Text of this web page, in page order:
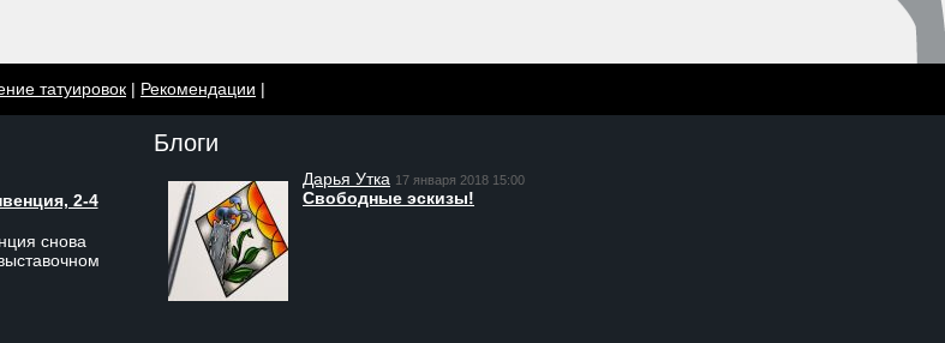
татуировок | Рекомендации |
2-4
снова
Блоги
Дарья Утка 17 января 2018 15:00
Свободные эскизы!